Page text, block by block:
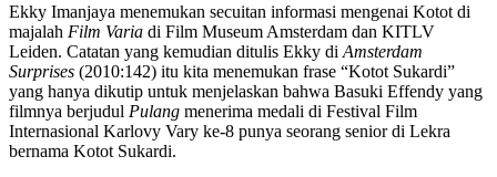
Ekky Imanjaya menemukan secuitan informasi mengenai Kotot di
majalah Film Varia di Film Museum Amsterdam dan KITLV
Leiden. Catatan yang kemudian ditulis Ekky di Amsterdam
Surprises (2010:142) itu kita menemukan frase “Kotot Sukardi”
yang hanya dikutip untuk menjelaskan bahwa Basuki Effendy yang
filmnya berjudul Pulang menerima medali di Festival Film
Internasional Karlovy Vary ke-8 punya seorang senior di Lekra
bernama Kotot Sukardi.